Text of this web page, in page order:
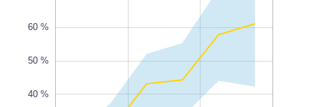
60 %
50 %
40 % 100%